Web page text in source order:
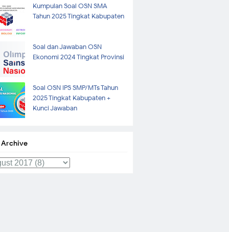
Kumpulan Soal OSN SMA
Tahun 2025 Tingkat Kabupaten
Soal dan Jawaban OSN
Ekonomi 2024 Tingkat Provinsi
Soal OSN IPS SMP/MTs Tahun
2025 Tingkat Kabupaten +
Kunci Jawaban
Archive